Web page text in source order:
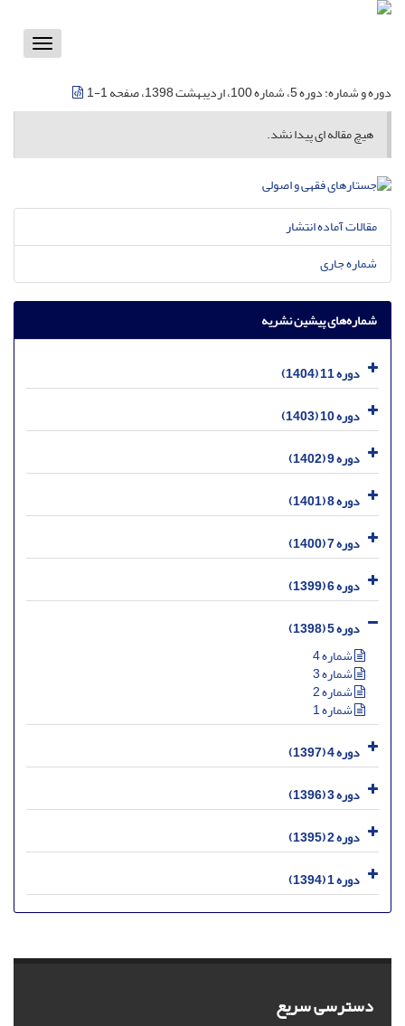
Toggle
دوره و شماره:دوره 5، شماره 100، اردیبهشت 1398، صفحه 1-1
هیچ مقاله ای پیدا نشد.
مقالات آماده انتشار
شماره جاری
شماره‌های پیشین نشریه
دوره 11 (1404)
دوره 10 (1403)
دوره 9 (1402)
دوره 8 (1401)
دوره 7 (1400)
دوره 6 (1399)
دوره 5 (1398)
شماره 4
شماره 3
شماره 2
شماره 1
دوره 4 (1397)
دوره 3 (1396)
دوره 2 (1395)
دوره 1 (1394)
دسترسی سریع